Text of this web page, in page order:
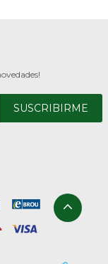
SUSCRIBIRME